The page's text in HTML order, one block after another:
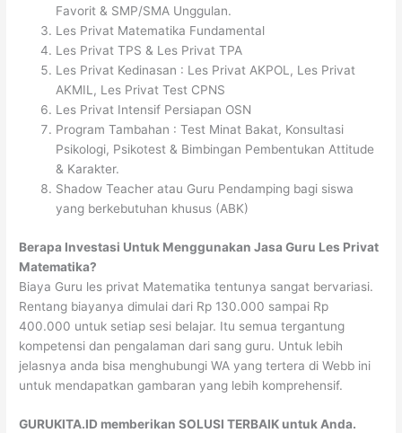
Favorit & SMP/SMA Unggulan.
Les Privat Matematika Fundamental
Les Privat TPS & Les Privat TPA
Les Privat Kedinasan : Les Privat AKPOL, Les Privat
AKMIL, Les Privat Test CPNS
Les Privat Intensif Persiapan OSN
Program Tambahan : Test Minat Bakat, Konsultasi
Psikologi, Psikotest & Bimbingan Pembentukan Attitude
& Karakter.
Shadow Teacher atau Guru Pendamping bagi siswa
yang berkebutuhan khusus (ABK)
Berapa Investasi Untuk Menggunakan Jasa Guru Les Privat
Matematika?
Biaya Guru les privat Matematika tentunya sangat bervariasi.
Rentang biayanya dimulai dari Rp 130.000 sampai Rp
400.000 untuk setiap sesi belajar. Itu semua tergantung
kompetensi dan pengalaman dari sang guru. Untuk lebih
jelasnya anda bisa menghubungi WA yang tertera di Webb ini
untuk mendapatkan gambaran yang lebih komprehensif.
GURUKITA.ID memberikan SOLUSI TERBAIK untuk Anda.